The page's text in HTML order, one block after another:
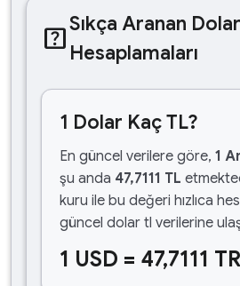
help_centerSıkça Aranan
Hesaplamaları
1 Dolar Kaç TL?
En güncel verilere göre, 1
şu anda 47,7111 TL
kuru ile bu değeri hızlıca
güncel dolar tl verilerine
1 USD = 47,7111